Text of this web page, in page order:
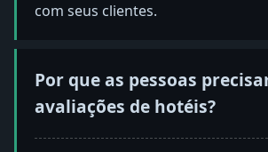
com seus clientes.
Por que as pessoas
avaliações de hotéis?